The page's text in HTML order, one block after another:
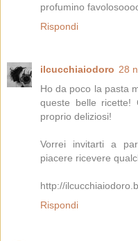
profumino
Rispondi
ilcucchiaiodoro 28
Ho da poco la pasta
queste belle ricette!
proprio deliziosi!
Vorrei invitarti a
piacere ricevere
http://
Rispondi